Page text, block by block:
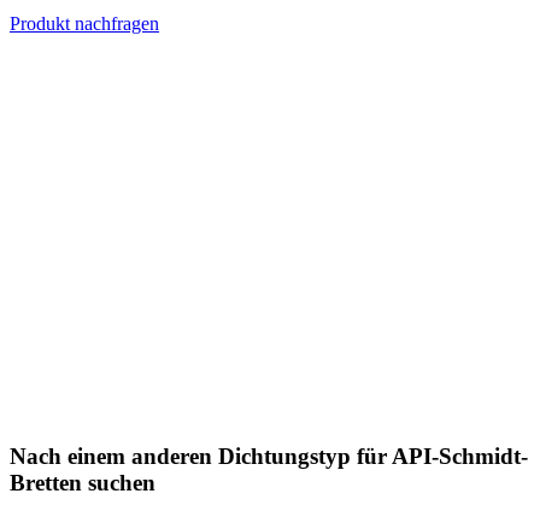
Produkt nachfragen
Nach einem anderen Dichtungstyp für API-Schmidt-
Bretten suchen